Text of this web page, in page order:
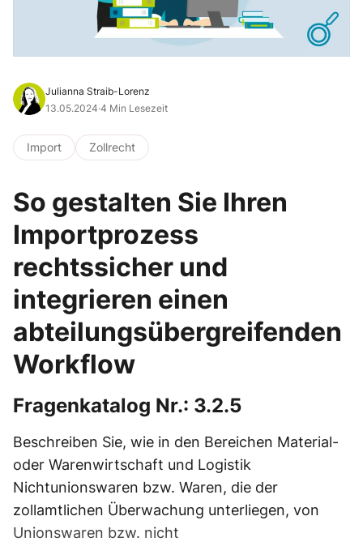
Julianna Straib-Lorenz
13.05.2024·4 Min Lesezeit
Import Zollrecht
So gestalten Sie Ihren
Importprozess
rechtssicher und
integrieren einen
abteilungsübergreifenden
Workflow
Fragenkatalog Nr.: 3.2.5
Beschreiben Sie, wie in den Bereichen Material-
oder Warenwirtschaft und Logistik
Nichtunionswaren bzw. Waren, die der
zollamtlichen Überwachung unterliegen, von
Unionswaren bzw. nicht